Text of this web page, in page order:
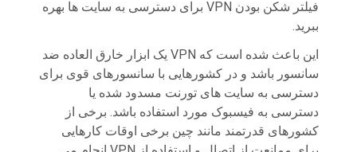
فیلتر شکن بودن VPN برای دسترسی به سایت ها بهره
ببرید.
این باعث شده است که VPN یک ابزار خارق العاده ضد
سانسور باشد و در کشورهایی با سانسورهای قوی برای
دسترسی به سایت های تورنت مسدود شده یا
دسترسی به فیسبوک مورد استفاده باشد. برخی از
کشورهای قدرتمند مانند چین برخی اوقات کارهایی